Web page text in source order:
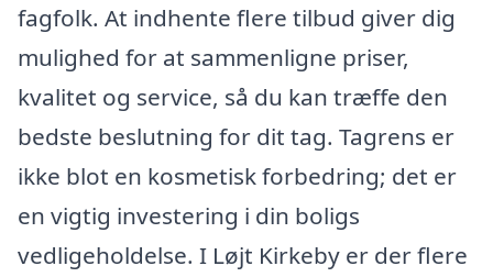
fagfolk. At indhente flere tilbud giver dig
mulighed for at sammenligne priser,
kvalitet og service, så du kan træffe den
bedste beslutning for dit tag. Tagrens er
ikke blot en kosmetisk forbedring; det er
en vigtig investering i din boligs
vedligeholdelse. I Løjt Kirkeby er der flere